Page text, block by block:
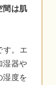
間は肌
す。エ
湿器や
湿度を